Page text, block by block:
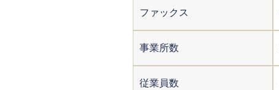
ファックス
事業所数
従業員数